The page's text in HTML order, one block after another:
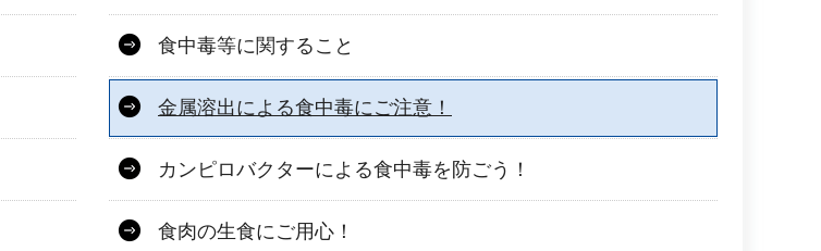
食中毒等に関すること
金属溶出による食中毒にご注意！
カンピロバクターによる食中毒を防ごう！
食肉の生食にご用心！